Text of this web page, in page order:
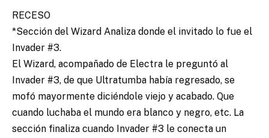
RECESO
*Sección del Wizard Analiza donde el invitado lo fue el
Invader #3.
El Wizard, acompañado de Electra le preguntó al
Invader #3, de que Ultratumba había regresado, se
mofó mayormente diciéndole viejo y acabado. Que
cuando luchaba el mundo era blanco y negro, etc. La
sección finaliza cuando Invader #3 le conecta un